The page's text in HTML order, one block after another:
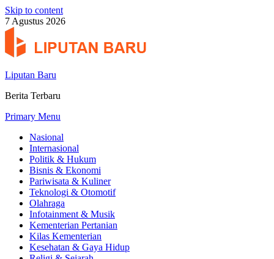
Skip to content
7 Agustus 2026
Liputan Baru
Berita Terbaru
Primary Menu
Nasional
Internasional
Politik & Hukum
Bisnis & Ekonomi
Pariwisata & Kuliner
Teknologi & Otomotif
Olahraga
Infotainment & Musik
Kementerian Pertanian
Kilas Kementerian
Kesehatan & Gaya Hidup